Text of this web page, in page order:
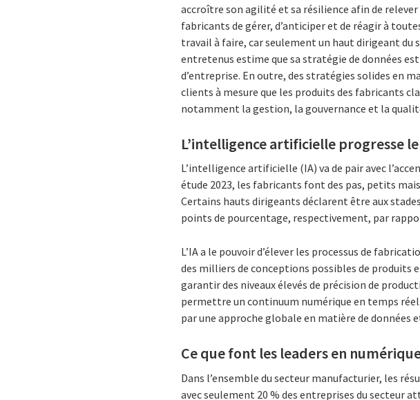
accroître son agilité et sa résilience afin de
fabricants de gérer, d’anticiper et de réagir à
travail à faire, car seulement un haut dirigeant du
entretenus estime que sa stratégie de données
d’entreprise. En outre, des stratégies solides en
clients à mesure que les produits des fabricants
notamment la gestion, la gouvernance et la
L’intelligence artificielle progresse
L’intelligence artificielle (IA) va de pair avec
étude 2023, les fabricants font des pas, petits
Certains hauts dirigeants déclarent être aux
points de pourcentage, respectivement, par
L’IA a le pouvoir d’élever les processus de
des milliers de conceptions possibles de produits
garantir des niveaux élevés de précision de
permettre un continuum numérique en temps
par une approche globale en matière de données
Ce que font les leaders en
Dans l’ensemble du secteur manufacturier, les
avec seulement 20 % des entreprises du secteur